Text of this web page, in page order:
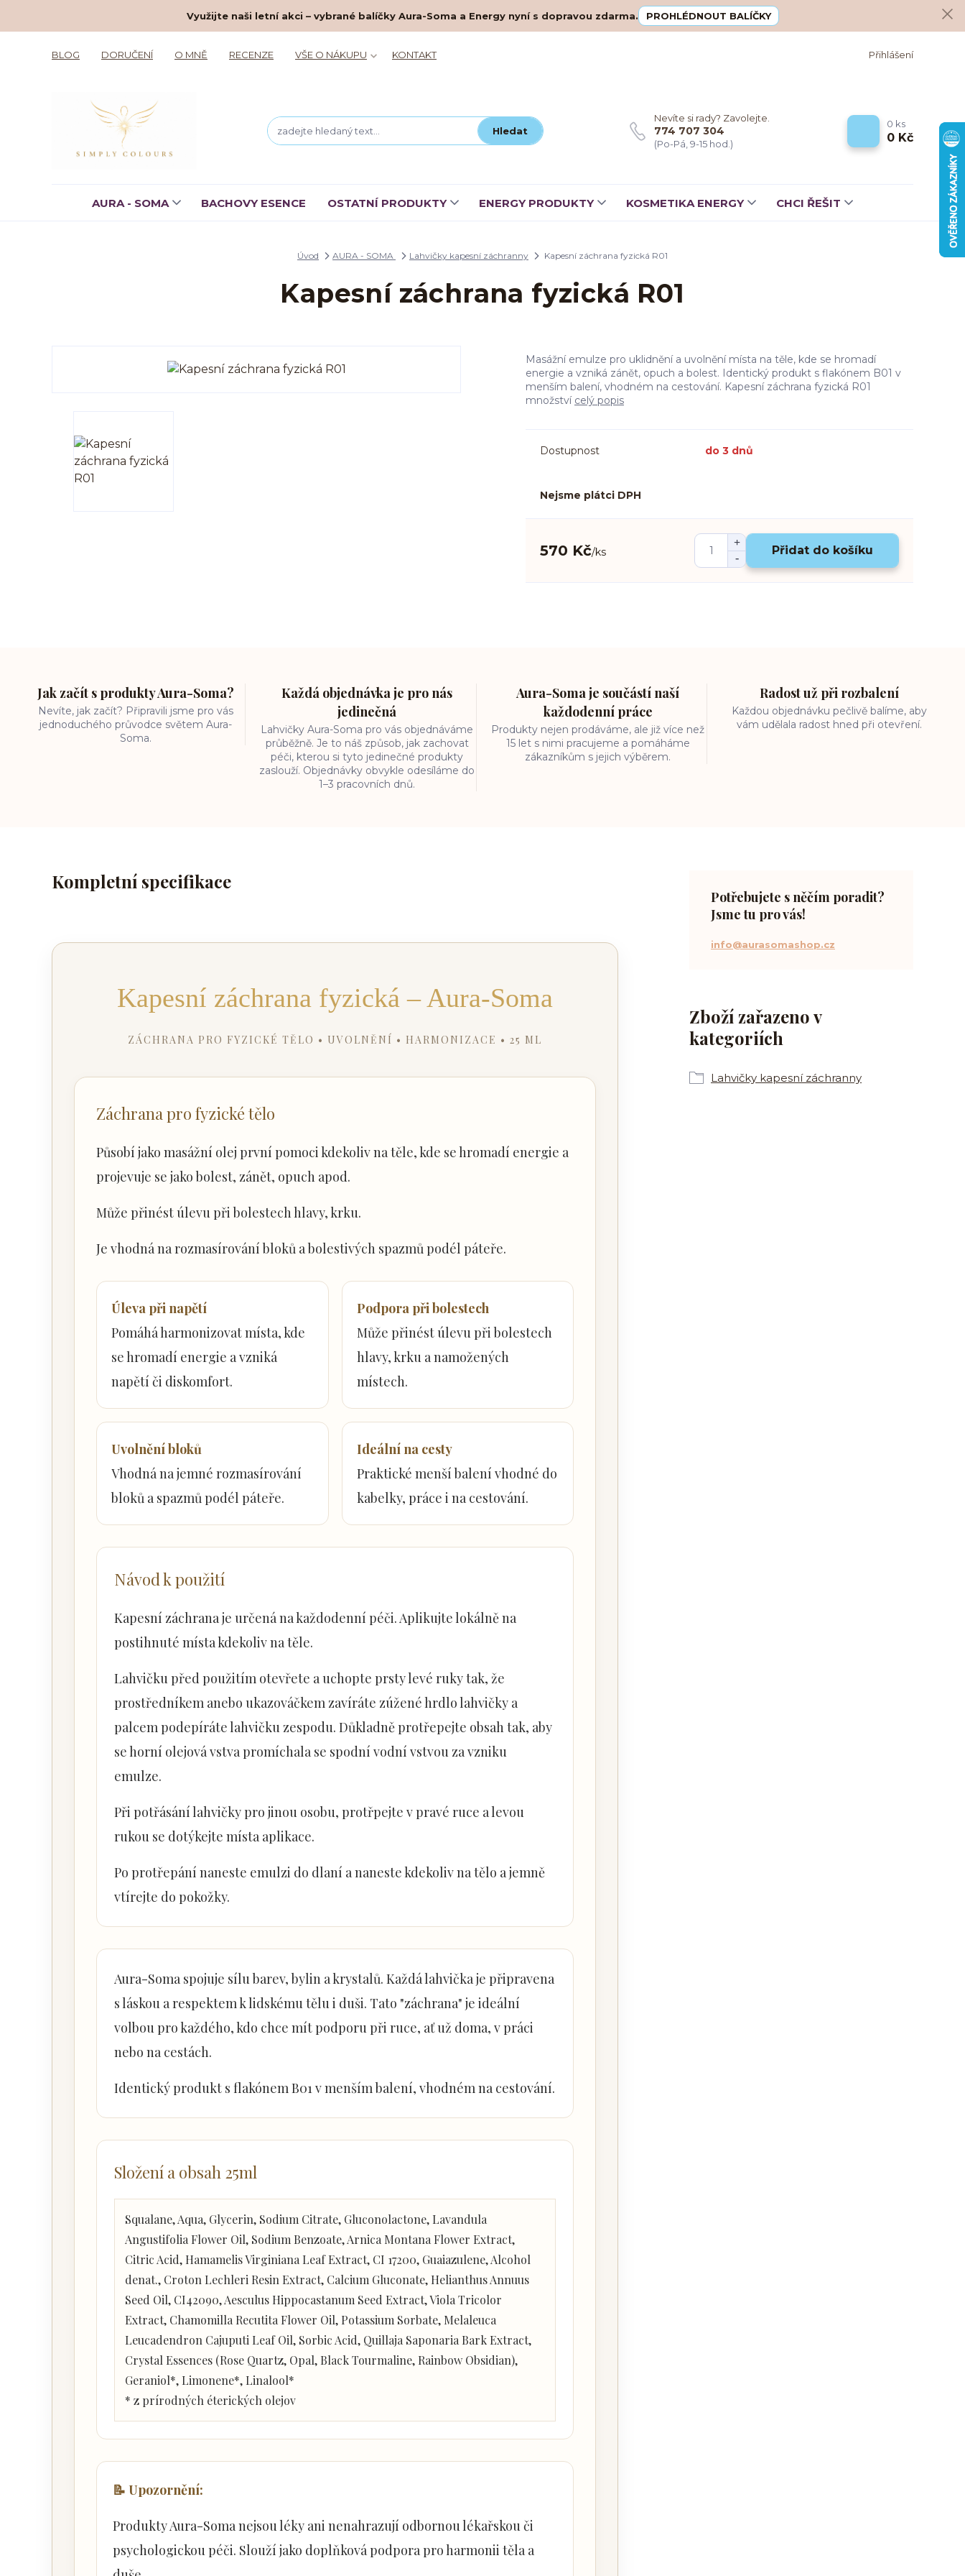
Využijte naši letní akci – vybrané balíčky Aura-Soma a Energy nyní s dopravou zdarma. PROHLÉDNOUT BALÍČKY
BLOG DORUČENÍ O MNĚ RECENZE VŠE O NÁKUPU KONTAKT Přihlášení
Hledat
Nevíte si rady? Zavolejte.
774 707 304
(Po-Pá, 9-15 hod.)
0 ks
0 Kč
AURA - SOMA BACHOVY ESENCE OSTATNÍ PRODUKTY ENERGY PRODUKTY KOSMETIKA ENERGY CHCI ŘEŠIT
Úvod AURA - SOMA Lahvičky kapesní záchranny Kapesní záchrana fyzická R01
Kapesní záchrana fyzická R01
Masážní emulze pro uklidnění a uvolnění místa na těle, kde se hromadí
energie a vzniká zánět, opuch a bolest. Identický produkt s flakónem B01 v
menším balení, vhodném na cestování. Kapesní záchrana fyzická R01
množství celý popis
Dostupnost do 3 dnů
Nejsme plátci DPH
570 Kč/ks Přidat do košíku
Jak začít s produkty Aura-Soma?
Nevíte, jak začít? Připravili jsme pro vás
jednoduchého průvodce světem Aura-
Soma.
Každá objednávka je pro nás
jedinečná
Lahvičky Aura-Soma pro vás objednáváme
průběžně. Je to náš způsob, jak zachovat
péči, kterou si tyto jedinečné produkty
zaslouží. Objednávky obvykle odesíláme do
1–3 pracovních dnů.
Aura-Soma je součástí naší
každodenní práce
Produkty nejen prodáváme, ale již více než
15 let s nimi pracujeme a pomáháme
zákazníkům s jejich výběrem.
Radost už při rozbalení
Každou objednávku pečlivě balíme, aby
vám udělala radost hned při otevření.
Kompletní specifikace
Kapesní záchrana fyzická – Aura-Soma
ZÁCHRANA PRO FYZICKÉ TĚLO • UVOLNĚNÍ • HARMONIZACE • 25 ML
Záchrana pro fyzické tělo
Působí jako masážní olej první pomoci kdekoliv na těle, kde se hromadí energie a
projevuje se jako bolest, zánět, opuch apod.
Může přinést úlevu při bolestech hlavy, krku.
Je vhodná na rozmasírování bloků a bolestivých spazmů podél páteře.
Úleva při napětí
Pomáhá harmonizovat místa, kde
se hromadí energie a vzniká
napětí či diskomfort.
Podpora při bolestech
Může přinést úlevu při bolestech
hlavy, krku a namožených
místech.
Uvolnění bloků
Vhodná na jemné rozmasírování
bloků a spazmů podél páteře.
Ideální na cesty
Praktické menší balení vhodné do
kabelky, práce i na cestování.
Návod k použití
Kapesní záchrana je určená na každodenní péči. Aplikujte lokálně na
postihnuté místa kdekoliv na těle.
Lahvičku před použitím otevřete a uchopte prsty levé ruky tak, že
prostředníkem anebo ukazováčkem zavíráte zúžené hrdlo lahvičky a
palcem podepíráte lahvičku zespodu. Důkladně protřepejte obsah tak, aby
se horní olejová vstva promíchala se spodní vodní vstvou za vzniku
emulze.
Při potřásání lahvičky pro jinou osobu, protřpejte v pravé ruce a levou
rukou se dotýkejte místa aplikace.
Po protřepání naneste emulzi do dlaní a naneste kdekoliv na tělo a jemně
vtírejte do pokožky.
Aura-Soma spojuje sílu barev, bylin a krystalů. Každá lahvička je připravena
s láskou a respektem k lidskému tělu i duši. Tato "záchrana" je ideální
volbou pro každého, kdo chce mít podporu při ruce, ať už doma, v práci
nebo na cestách.
Identický produkt s flakónem B01 v menším balení, vhodném na cestování.
Složení a obsah 25ml
Squalane, Aqua, Glycerin, Sodium Citrate, Gluconolactone, Lavandula
Angustifolia Flower Oil, Sodium Benzoate, Arnica Montana Flower Extract,
Citric Acid, Hamamelis Virginiana Leaf Extract, CI 17200, Guaiazulene, Alcohol
denat., Croton Lechleri Resin Extract, Calcium Gluconate, Helianthus Annuus
Seed Oil, CI42090, Aesculus Hippocastanum Seed Extract, Viola Tricolor
Extract, Chamomilla Recutita Flower Oil, Potassium Sorbate, Melaleuca
Leucadendron Cajuputi Leaf Oil, Sorbic Acid, Quillaja Saponaria Bark Extract,
Crystal Essences (Rose Quartz, Opal, Black Tourmaline, Rainbow Obsidian),
Geraniol*, Limonene*, Linalool*
* z prírodných éterických olejov
📝 Upozornění:
Produkty Aura-Soma nejsou léky ani nenahrazují odbornou lékařskou či
psychologickou péči. Slouží jako doplňková podpora pro harmonii těla a
Zboží zařazeno v
kategoriích
Lahvičky kapesní záchranny
Potřebujete s něčím poradit?
Jsme tu pro vás!
info@aurasomashop.cz